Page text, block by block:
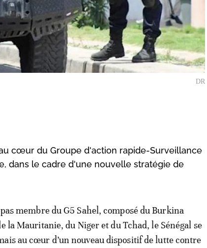
DR
cœur du Groupe d'action rapide-Surveillance
dans le cadre d'une nouvelle stratégie de
membre du G5 Sahel, composé du Burkina
la Mauritanie, du Niger et du Tchad, le Sénégal se
au cœur d’un nouveau dispositif de lutte contre